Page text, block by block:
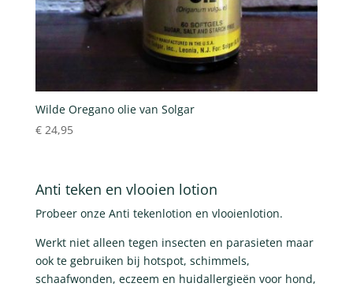
Wilde Oregano olie van Solgar
€24,95
Anti teken en vlooien lotion
Probeer onze Anti tekenlotion en vlooienlotion.
Werkt niet alleen tegen insecten en parasieten maar
ook te gebruiken bij hotspot, schimmels,
schaafwonden, eczeem en huidallergieën voor hond,